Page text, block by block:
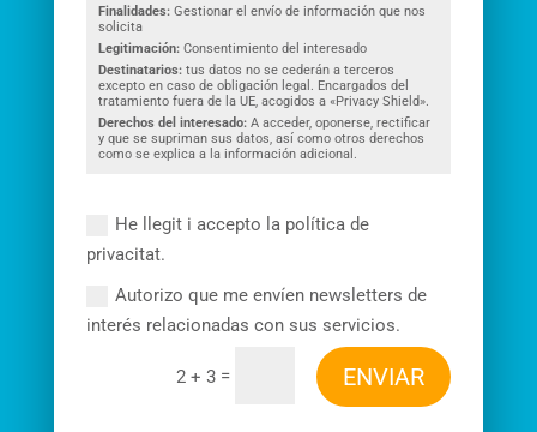
Finalidades: Gestionar el envío de información que nos
solicita
Legitimación: Consentimiento del interesado
Destinatarios: tus datos no se cederán a terceros
excepto en caso de obligación legal. Encargados del
tratamiento fuera de la UE, acogidos a «Privacy Shield».
Derechos del interesado: A acceder, oponerse, rectificar
y que se supriman sus datos, así como otros derechos
como se explica a la información adicional.
He llegit i accepto la política de
privacitat.
Autorizo que me envíen newsletters de
interés relacionadas con sus servicios.
2 + 3 = ENVIAR